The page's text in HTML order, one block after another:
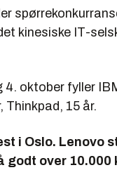
kinesiske IT-
oktober fyller
15 år.
i Oslo. Lenovo
godt over 10.000